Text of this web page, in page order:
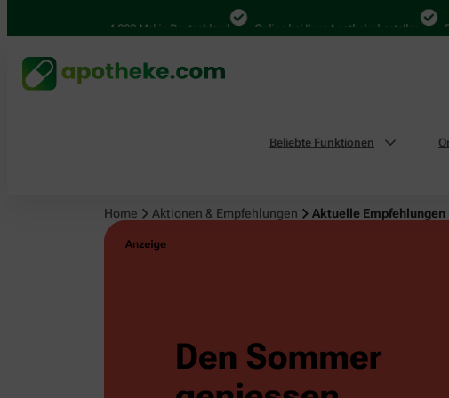
4.000 Mal in Deutschland Online bei Ihrer Apotheke bestellen Bequem
Beliebte Funktionen
Home Aktionen & Empfehlungen Aktuelle Empfehlungen